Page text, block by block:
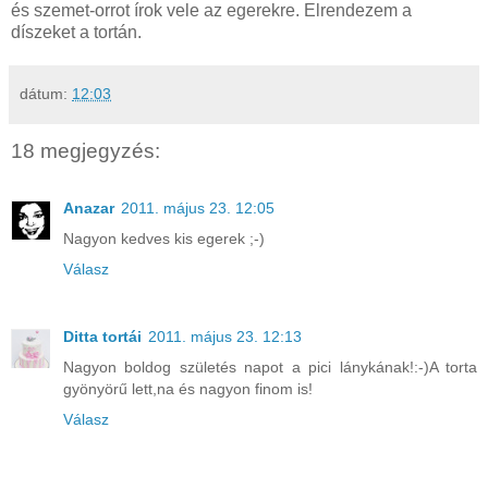
és szemet-orrot írok vele az egerekre. Elrendezem a
díszeket a tortán.
dátum: 12:03
18 megjegyzés:
Anazar 2011. május 23. 12:05
Nagyon kedves kis egerek ;-)
Válasz
Ditta tortái 2011. május 23. 12:13
Nagyon boldog születés napot a pici lánykának!:-)A torta
gyönyörű lett,na és nagyon finom is!
Válasz